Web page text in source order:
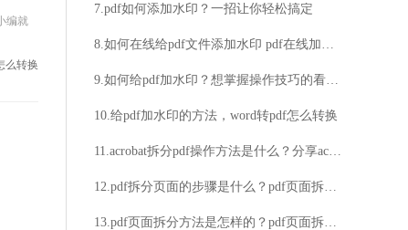
编就
么转换
7.pdf如何添加水印？一招让你轻松搞定
8.如何在线给pdf文件添加水印 pdf在线加水印的方法
9.如何给pdf加水印？想掌握操作技巧的看过来
10.给pdf加水印的方法，word转pdf怎么转换
11.acrobat拆分pdf操作方法是什么？分享acrobat拆分pdf的具体步骤
12.pdf拆分页面的步骤是什么？pdf页面拆分的技巧分享
13.pdf页面拆分方法是怎样的？pdf页面拆分技巧分享